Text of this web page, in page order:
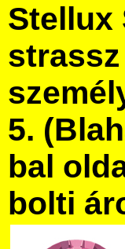
Stellux
5.
bal
bolti